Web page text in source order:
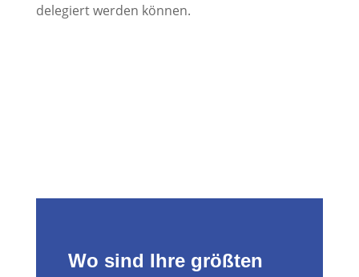
delegiert werden können.
Wo sind Ihre größten